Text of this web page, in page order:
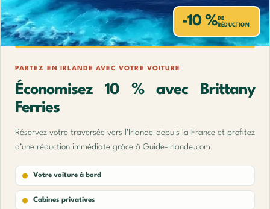
-10 %DE
RÉDUCTION
PARTEZ EN IRLANDE AVEC VOTRE VOITURE
Économisez 10 % avec Brittany
Ferries
Réservez votre traversée vers l’Irlande depuis la France et profitez
d’une réduction immédiate grâce à Guide-Irlande.com.
Votre voiture à bord
Cabines privatives